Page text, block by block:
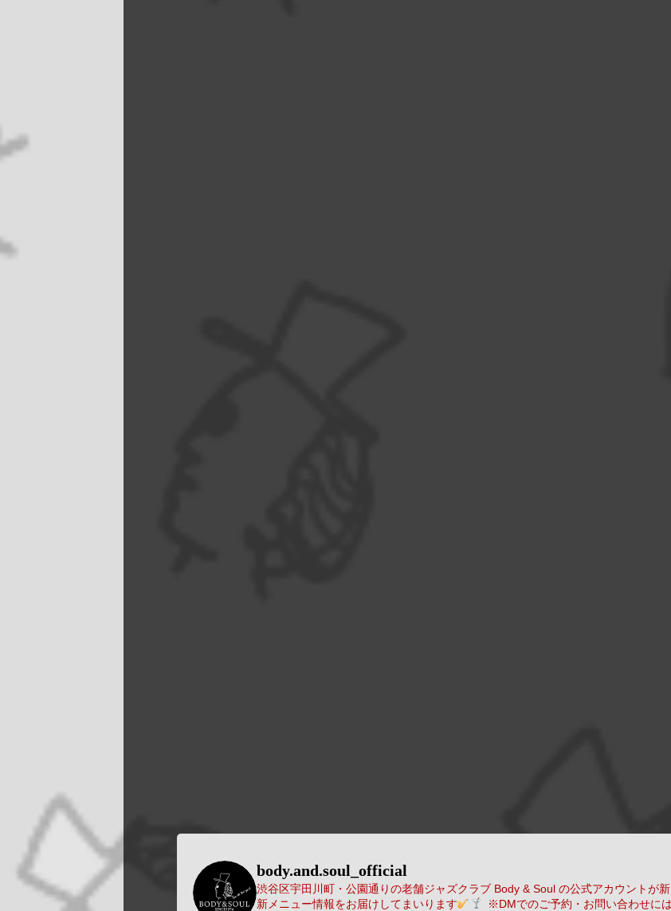
body.and.soul_official
渋谷区宇田川町・公園通りの老舗ジャズクラブ Body & Soul の公式アカウントが新
新メニュー情報をお届けしてまいります
※DMでのご予約・お問い合わせに